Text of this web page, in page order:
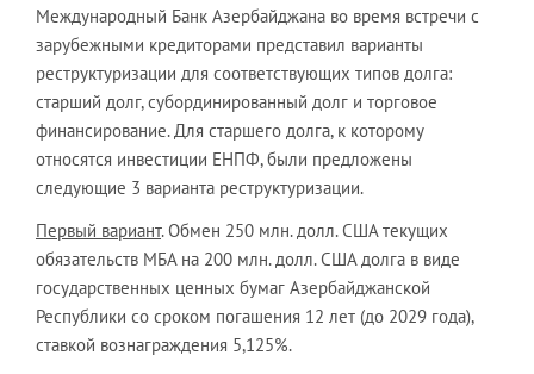
Международный Банк Азербайджана во время встречи с
зарубежными кредиторами представил варианты
реструктуризации для соответствующих типов долга:
старший долг, субординированный долг и торговое
финансирование. Для старшего долга, к которому
относятся инвестиции ЕНПФ, были предложены
следующие 3 варианта реструктуризации.
Первый вариант. Обмен 250 млн. долл. США текущих
обязательств МБА на 200 млн. долл. США долга в виде
государственных ценных бумаг Азербайджанской
Республики со сроком погашения 12 лет (до 2029 года),
ставкой вознаграждения 5,125%.